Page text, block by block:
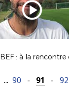
... 90 - 91 - 92